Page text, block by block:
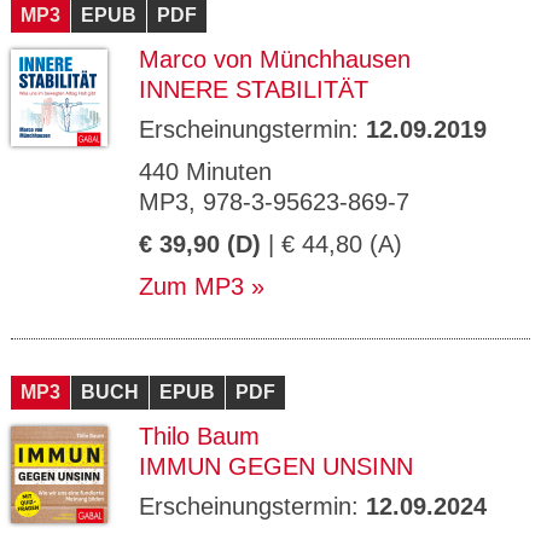
MP3 EPUB PDF
Marco von Münchhausen
INNERE STABILITÄT
Erscheinungstermin: 12.09.2019
440 Minuten
MP3, 978-3-95623-869-7
€ 39,90 (D) | € 44,80 (A)
Zum MP3
MP3 BUCH EPUB PDF
Thilo Baum
IMMUN GEGEN UNSINN
Erscheinungstermin: 12.09.2024